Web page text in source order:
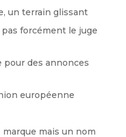
un terrain glissant
forcément le juge
pour des annonces
européenne
marque mais un nom